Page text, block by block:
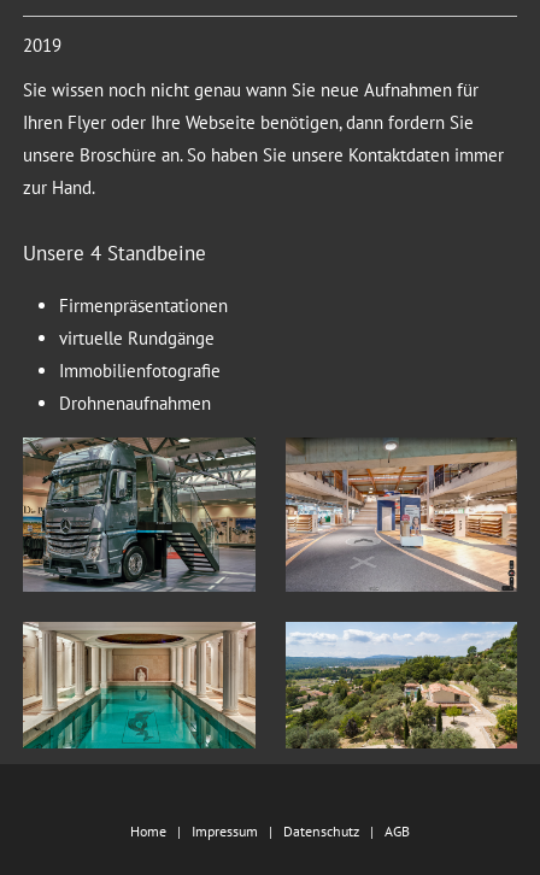
2019
Sie wissen noch nicht genau wann Sie neue Aufnahmen für
Ihren Flyer oder Ihre Webseite benötigen, dann fordern Sie
unsere Broschüre an. So haben Sie unsere Kontaktdaten immer
zur Hand.
Unsere 4 Standbeine
Firmenpräsentationen
virtuelle Rundgänge
Immobilienfotografie
Drohnenaufnahmen
Home Impressum Datenschutz AGB